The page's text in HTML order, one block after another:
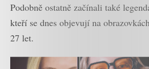
Podobně ostatně začínali také
kteří se dnes objevují na
27 let.